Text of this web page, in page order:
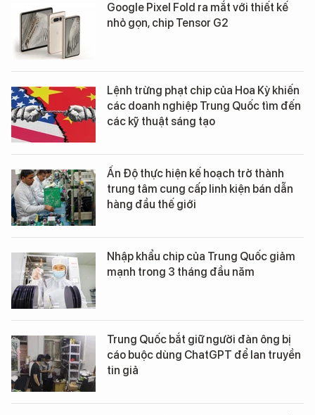
Google Pixel Fold ra mắt với thiết kế
nhỏ gọn, chip Tensor G2
Lệnh trừng phạt chip của Hoa Kỳ khiến
các doanh nghiệp Trung Quốc tìm đến
các kỹ thuật sáng tạo
Ấn Độ thực hiện kế hoạch trở thành
trung tâm cung cấp linh kiện bán dẫn
hàng đầu thế giới
Nhập khẩu chip của Trung Quốc giảm
mạnh trong 3 tháng đầu năm
Trung Quốc bắt giữ người đàn ông bị
cáo buộc dùng ChatGPT để lan truyền
tin giả